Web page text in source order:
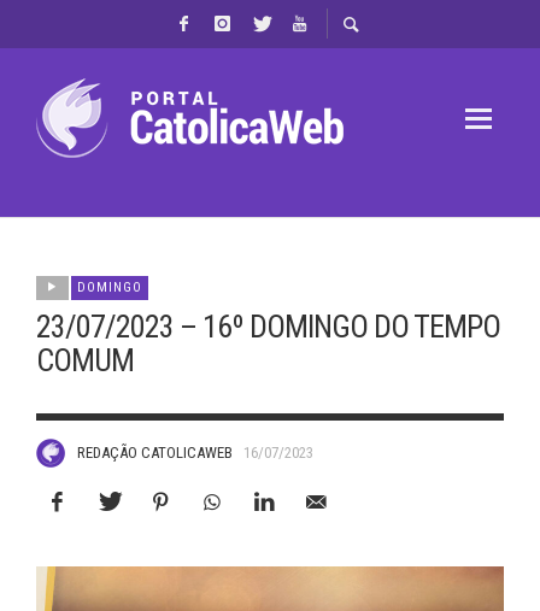
DOMINGO
23/07/2023 – 16º DOMINGO DO TEMPO
COMUM
REDAÇÃO CATOLICAWEB 16/07/2023